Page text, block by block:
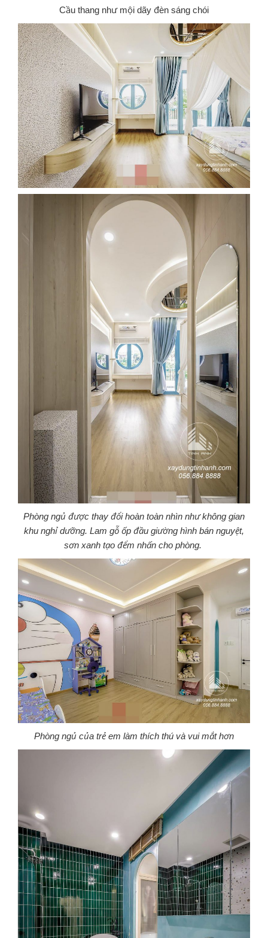
Cầu thang như mội dãy đèn sáng chói
Phòng ngủ được thay đổi hoàn toàn nhìn như không gian
khu nghỉ dưỡng. Lam gỗ ốp đầu giường hình bán nguyệt,
sơn xanh tạo đểm nhấn cho phòng.
Phòng ngủ của trẻ em làm thích thú và vui mắt hơn